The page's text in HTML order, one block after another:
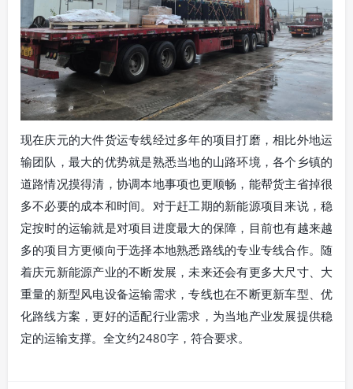
现在庆元的大件货运专线经过多年的项目打磨，相比外地运
输团队，最大的优势就是熟悉当地的山路环境，各个乡镇的
道路情况摸得清，协调本地事项也更顺畅，能帮货主省掉很
多不必要的成本和时间。对于赶工期的新能源项目来说，稳
定按时的运输就是对项目进度最大的保障，目前也有越来越
多的项目方更倾向于选择本地熟悉路线的专业专线合作。随
着庆元新能源产业的不断发展，未来还会有更多大尺寸、大
重量的新型风电设备运输需求，专线也在不断更新车型、优
化路线方案，更好的适配行业需求，为当地产业发展提供稳
定的运输支撑。全文约2480字，符合要求。